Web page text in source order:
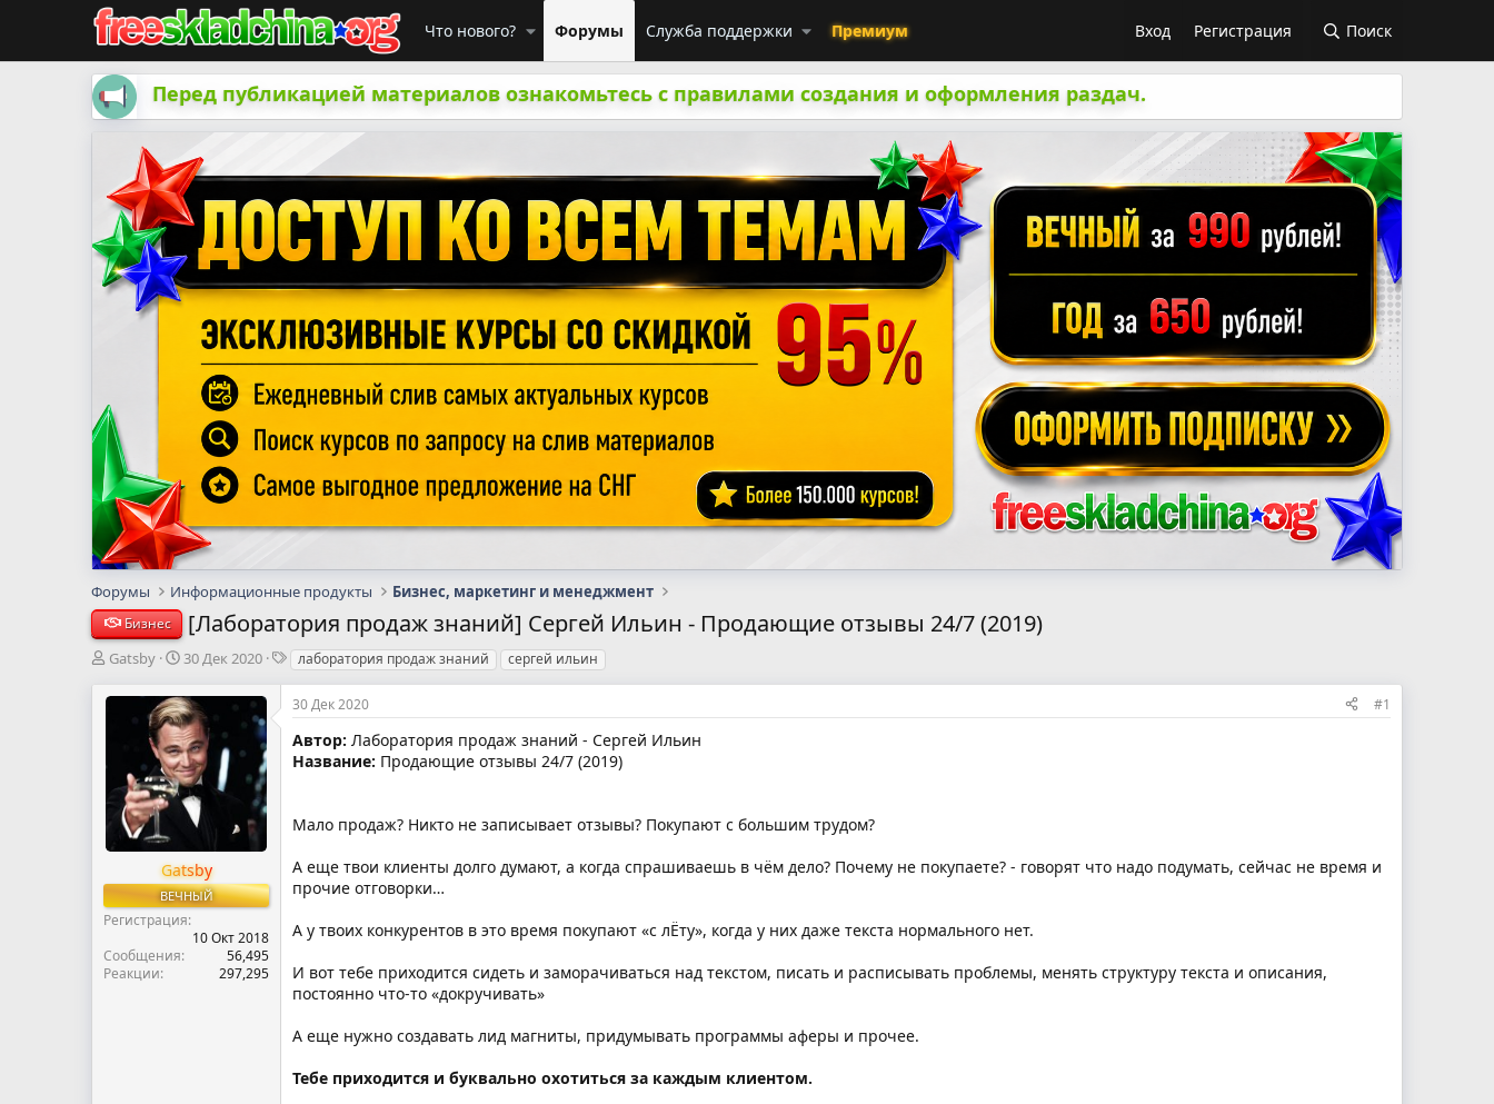
Что нового? Форумы Служба поддержки Премиум Вход Регистрация Поиск
Перед публикацией материалов ознакомьтесь с правилами создания и оформления раздач.
Форумы Информационные продукты Бизнес, маркетинг и менеджмент
Бизнес [Лаборатория продаж знаний] Сергей Ильин - Продающие отзывы 24/7 (2019)
А
т
м
Gatsby
Д
т
а
н
а
ч
а
л
30 Дек 2020
Т
г
и
лаборатория продаж знаний сергей ильин
Gatsby
ВЕЧНЫЙ
Регистрация
10 Окт 2018
Сообщения
56,495
Реакции
297,295
30 Дек 2020 #1
Автор: Лаборатория продаж знаний - Сергей Ильин
Название: Продающие отзывы 24/7 (2019)
Мало продаж? Никто не записывает отзывы? Покупают с большим трудом?
А еще твои клиенты долго думают, а когда спрашиваешь в чём дело? Почему не покупаете? - говорят что надо подумать, сейчас не время и
прочие отговорки…
А у твоих конкурентов в это время покупают «с лЁту», когда у них даже текста нормального нет.
И вот тебе приходится сидеть и заморачиваться над текстом, писать и расписывать проблемы, менять структуру текста и описания,
постоянно что-то «докручивать»
А еще нужно создавать лид магниты, придумывать программы аферы и прочее.
Тебе приходится и буквально охотиться за каждым клиентом.